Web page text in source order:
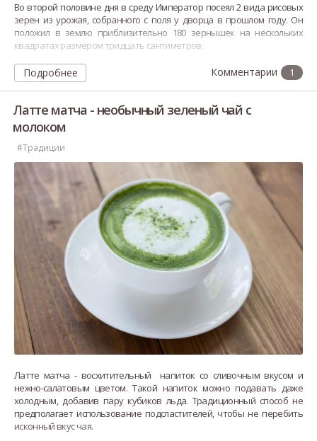
Во второй половине дня в средуИмператор посеял 2 вида рисовых
зерен из урожая, собранного с поля у дворца в прошлом году. Он
положил в землю приблизительно 180 зернышек на нескольких
квадратах размером тридцать сантиметров.
В мае император соберет рассаду, которая вырастет из этих зерен,
и
Подробнее 1
Латте матча - необычный зеленый чай с
молоком
#Традиции
Латте матча - восхитительный напиток со сливочным вкусом и
нежно-салатовым цветом. Такой напиток можно подавать даже
холодным, добавив пару кубиков льда. Традиционный способ не
предполагает использование подсластителей, чтобы не перебить
исконный вкус чая.